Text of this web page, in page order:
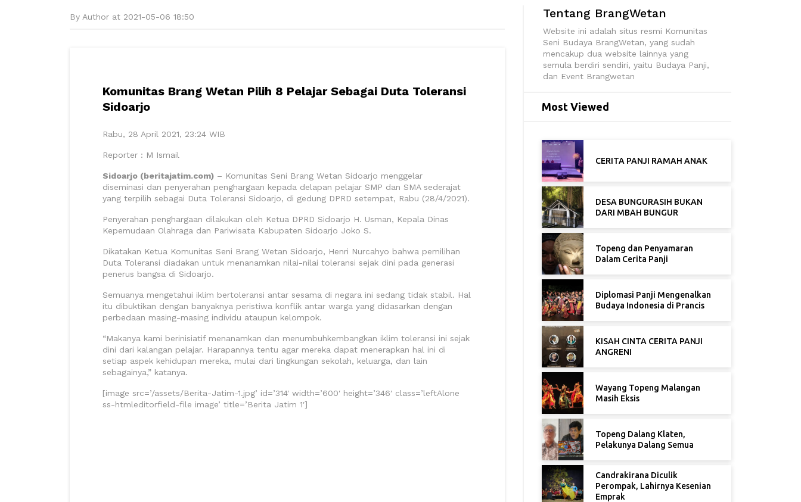
By Author at 2021-05-06 18:50
Komunitas Brang Wetan Pilih 8 Pelajar Sebagai Duta Toleransi
Sidoarjo
Rabu, 28 April 2021, 23:24 WIB
Reporter : M Ismail
Sidoarjo (beritajatim.com) – Komunitas Seni Brang Wetan Sidoarjo menggelar
diseminasi dan penyerahan penghargaan kepada delapan pelajar SMP dan SMA sederajat
yang terpilih sebagai Duta Toleransi Sidoarjo, di gedung DPRD setempat, Rabu (28/4/2021).
Penyerahan penghargaan dilakukan oleh Ketua DPRD Sidoarjo H. Usman, Kepala Dinas
Kepemudaan Olahraga dan Pariwisata Kabupaten Sidoarjo Joko S.
Dikatakan Ketua Komunitas Seni Brang Wetan Sidoarjo, Henri Nurcahyo bahwa pemilihan
Duta Toleransi diadakan untuk menanamkan nilai-nilai toleransi sejak dini pada generasi
penerus bangsa di Sidoarjo.
Semuanya mengetahui iklim bertoleransi antar sesama di negara ini sedang tidak stabil. Hal
itu dibuktikan dengan banyaknya peristiwa konflik antar warga yang didasarkan dengan
perbedaan masing-masing individu ataupun kelompok.
“Makanya kami berinisiatif menanamkan dan menumbuhkembangkan iklim toleransi ini sejak
dini dari kalangan pelajar. Harapannya tentu agar mereka dapat menerapkan hal ini di
setiap aspek kehidupan mereka, mulai dari lingkungan sekolah, keluarga, dan lain
sebagainya,” katanya.
[image src=’/assets/Berita-Jatim-1.jpg’ id=’314′ width=’600′ height=’346′ class=’leftAlone
ss-htmleditorfield-file image’ title=’Berita Jatim 1′]
Tentang BrangWetan
Website ini adalah situs resmi Komunitas
Seni Budaya BrangWetan, yang sudah
mencakup dua website lainnya yang
semula berdiri sendiri, yaitu Budaya Panji,
dan Event Brangwetan
Most Viewed
CERITA PANJI RAMAH ANAK
DESA BUNGURASIH BUKAN
DARI MBAH BUNGUR
Topeng dan Penyamaran
Dalam Cerita Panji
Diplomasi Panji Mengenalkan
Budaya Indonesia di Prancis
KISAH CINTA CERITA PANJI
ANGRENI
Wayang Topeng Malangan
Masih Eksis
Topeng Dalang Klaten,
Pelakunya Dalang Semua
Candrakirana Diculik
Perompak, Lahirnya Kesenian
Emprak